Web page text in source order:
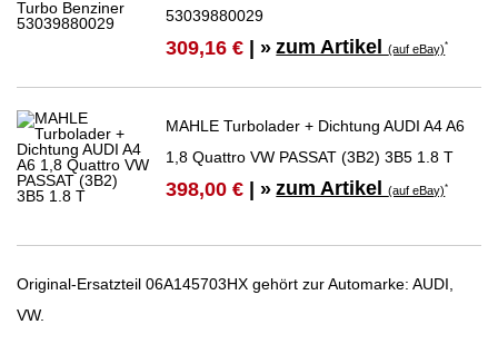
53039880029
309,16 € | » zum Artikel(auf eBay)*
MAHLE Turbolader + Dichtung AUDI A4 A6
1,8 Quattro VW PASSAT (3B2) 3B5 1.8 T
398,00 € | » zum Artikel(auf eBay)*
Original-Ersatzteil 06A145703HX gehört zur Automarke: AUDI,
VW.